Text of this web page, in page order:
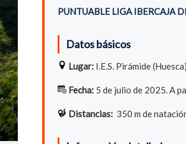
PUNTUABLE LIGA IBERCAJA
Datos básicos
Lugar: I.E.S. Pirámide
Fecha: 5 de julio de 2025. A
Distancias: 350 m de